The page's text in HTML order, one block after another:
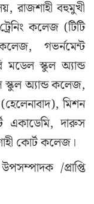
রাজশাহী বহুমুখী
কলেজ (টিটি
গভর্নমেন্ট
মডেল স্কুল অ্যান্ড
স্কুল অ্যান্ড কলেজ,
মিশন
একাডেমি, দারুস
কোর্ট কলেজ।
/প্রাপ্তি